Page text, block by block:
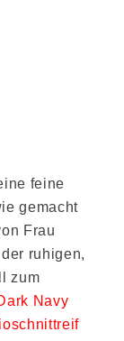
feine
gemacht
Frau
ruhigen,
zum
Navy